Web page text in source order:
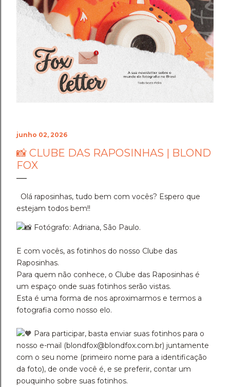
suas fotinhos. Fique a vontade! Ficarei muito feliz de
recebê-las. Eu espero as suas obras de arte, ein?!
Beijos da raposa e até a próxima!!
junho 02, 2026
📸 CLUBE DAS RAPOSINHAS | BLOND
FOX
Olá raposinhas, tudo bem com vocês? Espero que
estejam todos bem!!
Fotógrafo: Adriana, São Paulo.
E com vocês, as fotinhos do nosso Clube das
Raposinhas.
Para quem não conhece, o Clube das Raposinhas é
um espaço onde suas fotinhos serão vistas.
Esta é uma forma de nos aproximarmos e termos a
fotografia como nosso elo.
Para participar, basta enviar suas fotinhos para o
nosso e-mail (blondfox@blondfox.com.br) juntamente
com o seu nome (primeiro nome para a identificação
da foto), de onde você é, e se preferir, contar um
pouquinho sobre suas fotinhos.